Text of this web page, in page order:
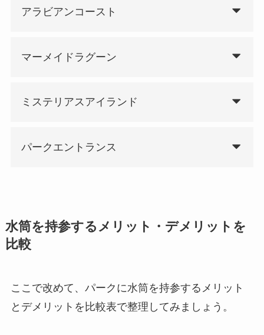
アラビアンコースト
マーメイドラグーン
ミステリアスアイランド
パークエントランス
水筒を持参するメリット・デメリットを
比較
ここで改めて、パークに水筒を持参するメリット
とデメリットを比較表で整理してみましょう。